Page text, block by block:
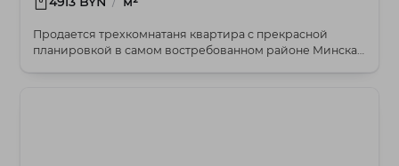
Продается трехкомнатаня квартира с прекрасной
планировкой в самом востребованном районе Минска,